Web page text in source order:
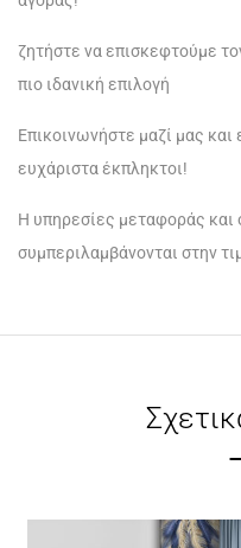
ζητήστε να επισκεφτούμε
πιο ιδανική επιλογή
Επικοινωνήστε μαζί μας και
ευχάριστα έκπληκτοι!
Η υπηρεσίες μεταφοράς και
συμπεριλαμβάνονται στην